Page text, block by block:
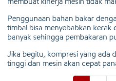
Penggunaan bahan bakar
timbal bisa menyebabkan kerak
banyak sehingga pembakaran
Jika begitu, kompresi yang ada
tinggi dan mesin akan cepat